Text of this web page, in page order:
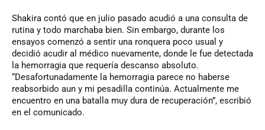
Shakira contó que en julio pasado acudió a una consulta de
rutina y todo marchaba bien. Sin embargo, durante los
ensayos comenzó a sentir una ronquera poco usual y
decidió acudir al médico nuevamente, donde le fue detectada
la hemorragia que requería descanso absoluto.
“Desafortunadamente la hemorragia parece no haberse
reabsorbido aun y mi pesadilla continúa. Actualmente me
encuentro en una batalla muy dura de recuperación”, escribió
en el comunicado.